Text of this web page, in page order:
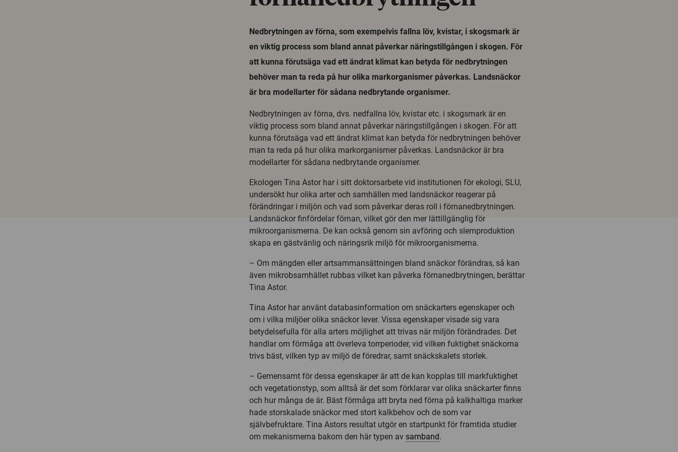
Nedbrytningen av förna, som exempelvis fallna löv, kvistar, i skogsmark är
en viktig process som bland annat påverkar näringstillgången i skogen. För
att kunna förutsäga vad ett ändrat klimat kan betyda för nedbrytningen
behöver man ta reda på hur olika markorganismer påverkas. Landsnäckor
är bra modellarter för sådana nedbrytande organismer.
Nedbrytningen av förna, dvs. nedfallna löv, kvistar etc. i skogsmark är en
viktig process som bland annat påverkar näringstillgången i skogen. För att
kunna förutsäga vad ett ändrat klimat kan betyda för nedbrytningen behöver
man ta reda på hur olika markorganismer påverkas. Landsnäckor är bra
modellarter för sådana nedbrytande organismer.
Ekologen Tina Astor har i sitt doktorsarbete vid institutionen för ekologi, SLU,
undersökt hur olika arter och samhällen med landsnäckor reagerar på
förändringar i miljön och vad som påverkar deras roll i förnanedbrytningen.
Landsnäckor finfördelar förnan, vilket gör den mer lättillgänglig för
mikroorganismerna. De kan också genom sin avföring och slemproduktion
skapa en gästvänlig och näringsrik miljö för mikroorganismerna.
– Om mängden eller artsammansättningen bland snäckor förändras, så kan
även mikrobsamhället rubbas vilket kan påverka förnanedbrytningen, berättar
Tina Astor.
Tina Astor har använt databasinformation om snäckarters egenskaper och
om i vilka miljöer olika snäckor lever. Vissa egenskaper visade sig vara
betydelsefulla för alla arters möjlighet att trivas när miljön förändrades. Det
handlar om förmåga att överleva torrperioder, vid vilken fuktighet snäckorna
trivs bäst, vilken typ av miljö de föredrar, samt snäckskalets storlek.
– Gemensamt för dessa egenskaper är att de kan kopplas till markfuktighet
och vegetationstyp, som alltså är det som förklarar var olika snäckarter finns
och hur många de är. Bäst förmåga att bryta ned förna på kalkhaltiga marker
hade storskalade snäckor med stort kalkbehov och de som var
självbefruktare. Tina Astors resultat utgör en startpunkt för framtida studier
om mekanismerna bakom den här typen av samband.